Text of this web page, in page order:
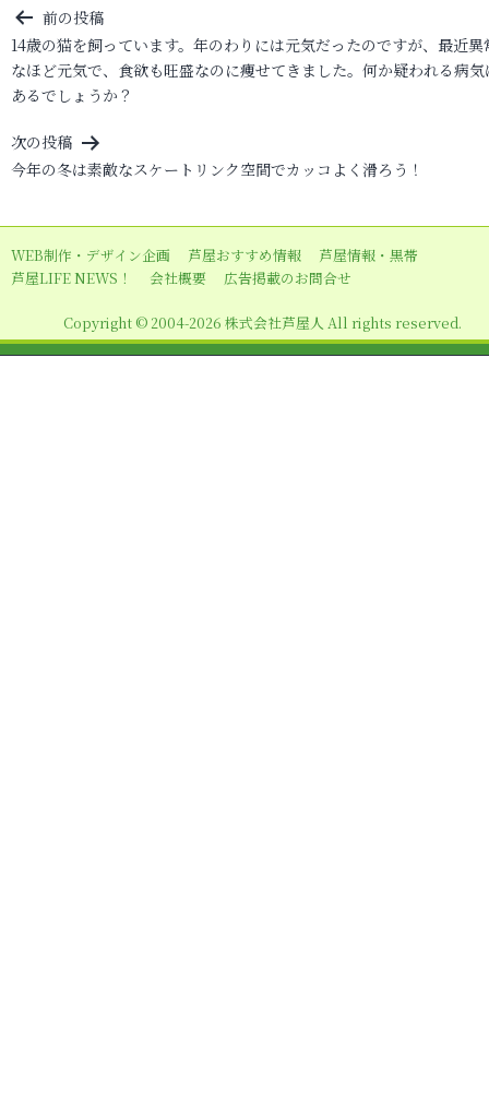
投
稿
ナ
ゲ
ー
シ
ョ
ン
前の投稿
14歳の猫を飼っています。年のわりには元気だったのですが、最近異
なほど元気で、食欲も旺盛なのに痩せてきました。何か疑われる病気
あるでしょうか？
次の投稿
今年の冬は素敵なスケートリンク空間でカッコよく滑ろう！
WEB制作・デザイン企画 芦屋おすすめ情報
芦屋情報・黒帯
芦屋LIFE NEWS！
会社概要 広告掲載のお問合せ
Copyright © 2004-2026 株式会社芦屋人 All rights reserved.